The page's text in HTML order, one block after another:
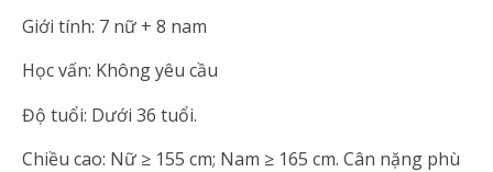
Giới tính: 7 nữ + 8 nam
Học vấn: Không yêu cầu
Độ tuổi: Dưới 36 tuổi.
Chiều cao: Nữ ≥ 155 cm; Nam ≥ 165 cm. Cân nặng phù